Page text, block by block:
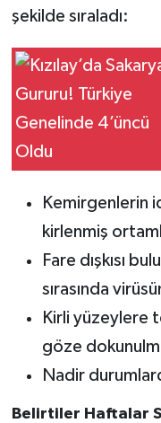
şekilde sıraladı:
Kemirgenlerin
kirlenmiş
Fare dışkısı
sırasında
Kirli yüzeylere
göze
Nadir
Belirtiler Haftalar